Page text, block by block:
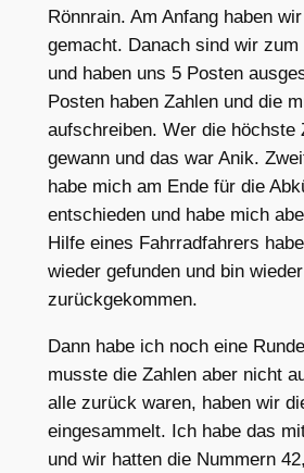
Rönnrain. Am Anfang haben
gemacht. Danach sind wir zum
und haben uns 5 Posten
Posten haben Zahlen und die
aufschreiben. Wer die höchste
gewann und das war Anik.
habe mich am Ende für die
entschieden und habe mich
Hilfe eines Fahrradfahrers
wieder gefunden und bin
zurückgekommen.
Dann habe ich noch eine
musste die Zahlen aber nicht
alle zurück waren, haben wir
eingesammelt. Ich habe das
und wir hatten die Nummern